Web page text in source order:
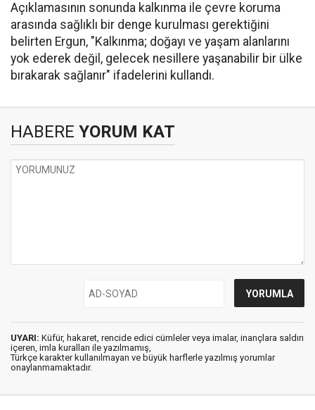
Açıklamasının sonunda kalkınma ile çevre koruma
arasında sağlıklı bir denge kurulması gerektiğini
belirten Ergun, "Kalkınma; doğayı ve yaşam alanlarını
yok ederek değil, gelecek nesillere yaşanabilir bir ülke
bırakarak sağlanır" ifadelerini kullandı.
HABERE YORUM KAT
UYARI: Küfür, hakaret, rencide edici cümleler veya imalar, inançlara saldırı
içeren, imla kuralları ile yazılmamış,
Türkçe karakter kullanılmayan ve büyük harflerle yazılmış yorumlar
onaylanmamaktadır.